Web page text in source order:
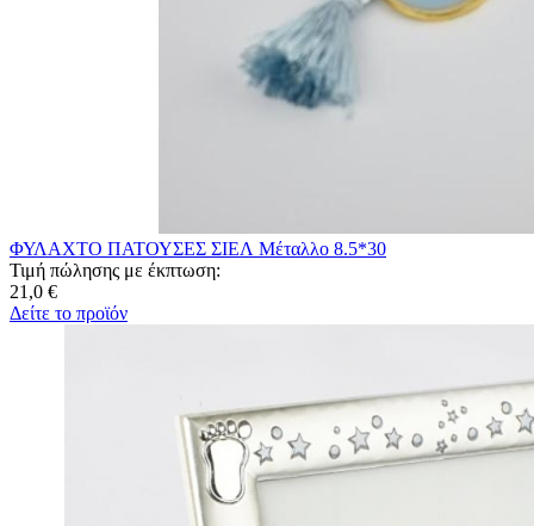
ΦΥΛΑΧΤΟ ΠΑΤΟΥΣΕΣ ΣΙΕΛ Μέταλλο 8.5*30
Τιμή πώλησης με έκπτωση:
21,0 €
Δείτε το προϊόν